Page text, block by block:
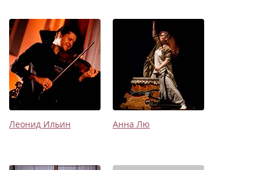
Леонид Ильин Анна Лю